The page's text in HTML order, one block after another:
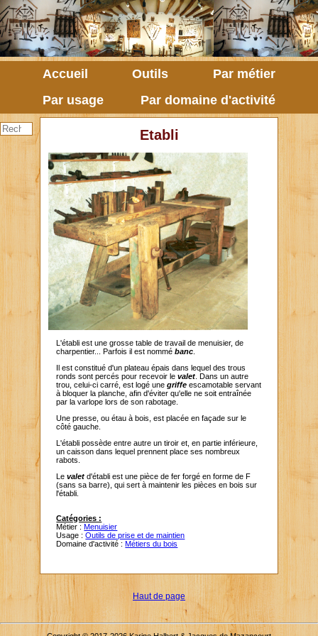
Accueil Outils
Par métier
Par usage
Par domaine d'activité
Etabli
L'établi est une grosse table de travail de menuisier, de
charpentier... Parfois il est nommébanc
Il est constitué d'un plateau épais dans lequel des trous
ronds sont percés pour recevoir levalet . Dans un autre
trou, celui-ci carré, est logé unegriffe escamotable servant
à bloquer la planche, afin d'éviter qu'elle ne soit entraînée
par la varlope lors de son rabotage.
Une presse, ou étau à bois, est placée en façade sur le
côté gauche.
L'établi possède entre autre un tiroir et, en partie inférieure,
un caisson dans lequel prennent place ses nombreux
rabots.
Levalet d'établi est une pièce de fer forgé en forme de F
(sans sa barre), qui sert à maintenir les pièces en bois sur
l'établi.
Catégories :
Métier :Menuisier
Usage :Outils de prise et de maintien
Domaine d'activité :Métiers du bois
Haut de page